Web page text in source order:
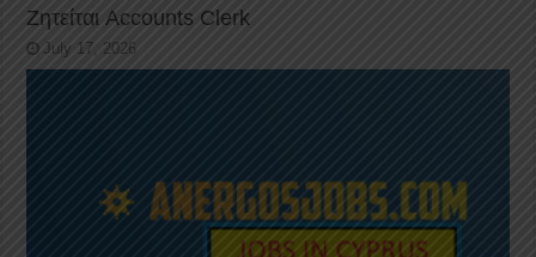
Ζητείται Accounts Clerk
July 17, 2026